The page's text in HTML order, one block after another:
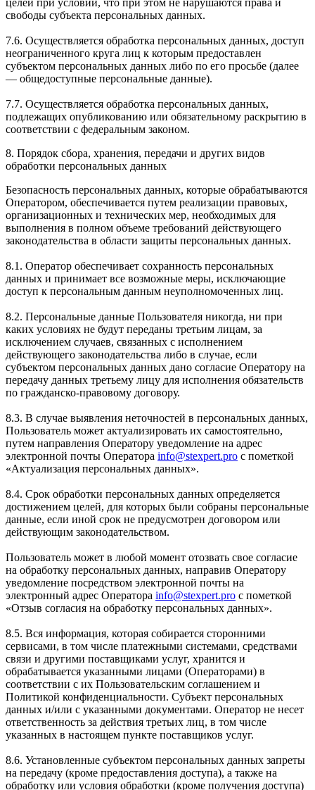
свободы субъекта персональных данных.
7.6. Осуществляется обработка персональных данных, доступ
неограниченного круга лиц к которым предоставлен
субъектом персональных данных либо по его просьбе (далее
— общедоступные персональные данные).
7.7. Осуществляется обработка персональных данных,
подлежащих опубликованию или обязательному раскрытию в
соответствии с федеральным законом.
8. Порядок сбора, хранения, передачи и других видов
обработки персональных данных
Безопасность персональных данных, которые обрабатываются
Оператором, обеспечивается путем реализации правовых,
организационных и технических мер, необходимых для
выполнения в полном объеме требований действующего
законодательства в области защиты персональных данных.
8.1. Оператор обеспечивает сохранность персональных
данных и принимает все возможные меры, исключающие
доступ к персональным данным неуполномоченных лиц.
8.2. Персональные данные Пользователя никогда, ни при
каких условиях не будут переданы третьим лицам, за
исключением случаев, связанных с исполнением
действующего законодательства либо в случае, если
субъектом персональных данных дано согласие Оператору на
передачу данных третьему лицу для исполнения обязательств
по гражданско-правовому договору.
8.3. В случае выявления неточностей в персональных данных,
Пользователь может актуализировать их самостоятельно,
путем направления Оператору уведомление на адрес
электронной почты Оператора info@stexpert.pro с пометкой
«Актуализация персональных данных».
8.4. Срок обработки персональных данных определяется
достижением целей, для которых были собраны персональные
данные, если иной срок не предусмотрен договором или
действующим законодательством.
Пользователь может в любой момент отозвать свое согласие
на обработку персональных данных, направив Оператору
уведомление посредством электронной почты на
электронный адрес Оператора info@stexpert.pro с пометкой
«Отзыв согласия на обработку персональных данных».
8.5. Вся информация, которая собирается сторонними
сервисами, в том числе платежными системами, средствами
связи и другими поставщиками услуг, хранится и
обрабатывается указанными лицами (Операторами) в
соответствии с их Пользовательским соглашением и
Политикой конфиденциальности. Субъект персональных
данных и/или с указанными документами. Оператор не несет
ответственность за действия третьих лиц, в том числе
указанных в настоящем пункте поставщиков услуг.
8.6. Установленные субъектом персональных данных запреты
на передачу (кроме предоставления доступа), а также на
обработку или условия обработки (кроме получения доступа)